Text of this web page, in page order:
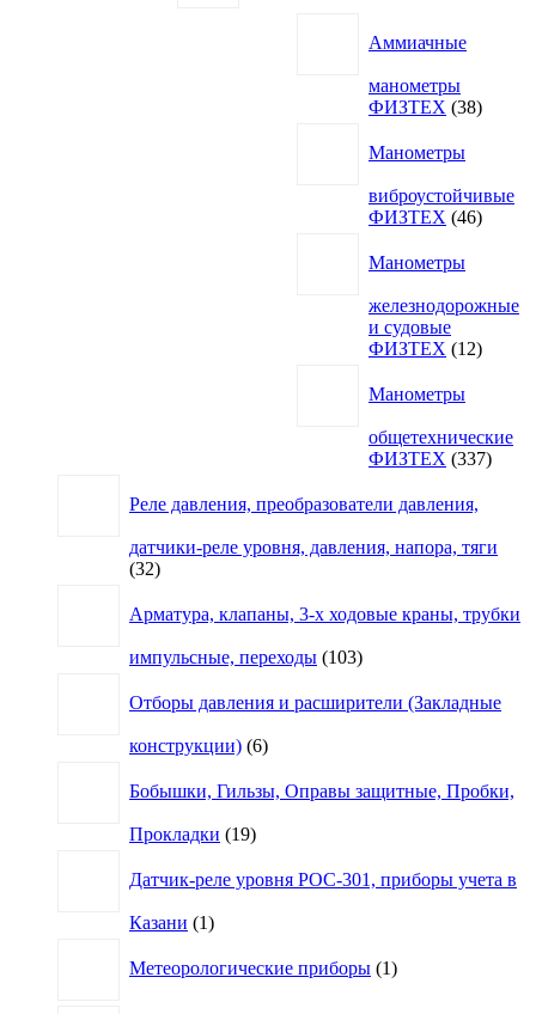
Аммиачные
манометры
ФИЗТЕХ 3838
Манометры
виброустойчивые
ФИЗТЕХ 4646
Манометры
железнодорожные
и судовые
ФИЗТЕХ
1212
Манометры
общетехнические
ФИЗТЕХ 337337
Реле давления, преобразователи давления,
датчики-реле уровня, давления, напора, тяги
3232
Арматура, клапаны, 3-х ходовые краны, трубки
импульсные, переходы 103103
Отборы давления и расширители (Закладные
конструкции) 66
Бобышки, Гильзы, Оправы защитные, Пробки,
Прокладки 1919
Датчик-реле уровня РОС-301, приборы учета в
Казани 11
Метеорологические приборы 1товар